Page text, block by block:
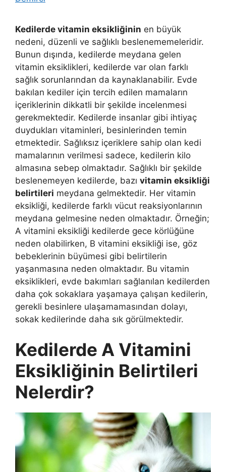
Kedilerde vitamin eksikliğinin en büyük
nedeni, düzenli ve sağlıklı beslenememeleridir.
Bunun dışında, kedilerde meydana gelen
vitamin eksiklikleri, kedilerde var olan farklı
sağlık sorunlarından da kaynaklanabilir. Evde
bakılan kediler için tercih edilen mamaların
içeriklerinin dikkatli bir şekilde incelenmesi
gerekmektedir. Kedilerde insanlar gibi ihtiyaç
duydukları vitaminleri, besinlerinden temin
etmektedir. Sağlıksız içeriklere sahip olan kedi
mamalarının verilmesi sadece, kedilerin kilo
almasına sebep olmaktadır. Sağlıklı bir şekilde
beslenemeyen kedilerde, bazı vitamin eksikliği
belirtileri meydana gelmektedir. Her vitamin
eksikliği, kedilerde farklı vücut reaksiyonlarının
meydana gelmesine neden olmaktadır. Örneğin;
A vitamini eksikliği kedilerde gece körlüğüne
neden olabilirken, B vitamini eksikliği ise, göz
bebeklerinin büyümesi gibi belirtilerin
yaşanmasına neden olmaktadır. Bu vitamin
eksiklikleri, evde bakımları sağlanılan kedilerden
daha çok sokaklara yaşamaya çalışan kedilerin,
gerekli besinlere ulaşamamasından dolayı,
sokak kedilerinde daha sık görülmektedir.
Kedilerde A Vitamini
Eksikliğinin Belirtileri
Nelerdir?